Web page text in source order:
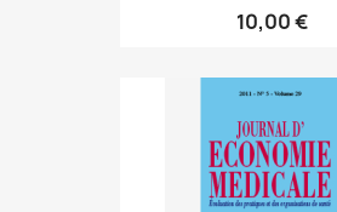
10,00 €